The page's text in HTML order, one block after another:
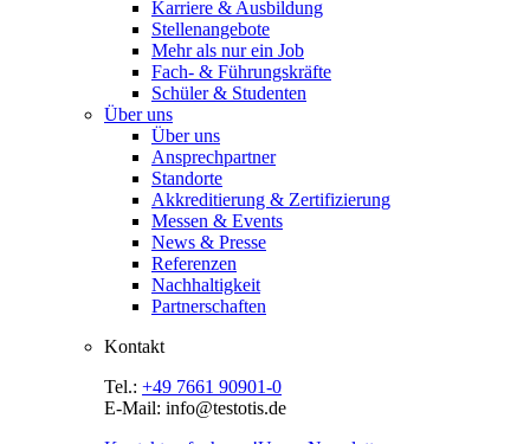
Karriere & Ausbildung
Stellenangebote
Mehr als nur ein Job
Fach- & Führungskräfte
Schüler & Studenten
Über uns
Über uns
Ansprechpartner
Standorte
Akkreditierung & Zertifizierung
Messen & Events
News & Presse
Referenzen
Nachhaltigkeit
Partnerschaften
Kontakt
Tel.: +49 7661 90901-0
E-Mail: info@testotis.de